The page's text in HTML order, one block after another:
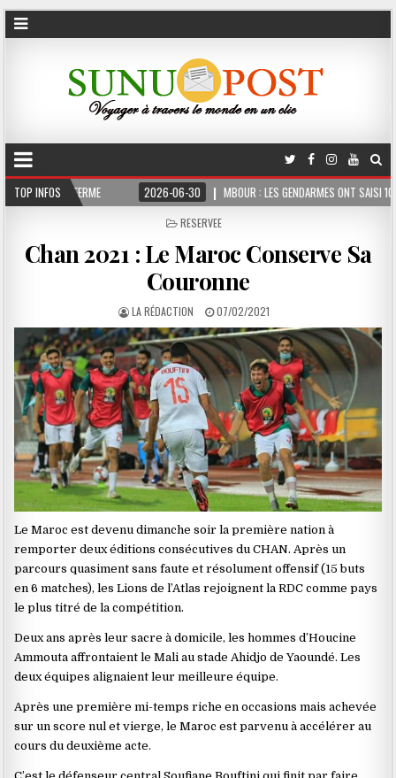
TOP INFOS
FERME 2026-06-30 MBOUR : LES GENDARMES ONT SAISI 10 KG DE
POSTED
RESERVEE
Chan 2021 : Le Maroc Conserve Sa
Couronne
LA RÉDACTION 07/02/2021
Le Maroc est devenu dimanche soir la première nation à
remporter deux éditions consécutives du CHAN. Après un
parcours quasiment sans faute et résolument offensif (15 buts
en 6 matches), les Lions de l’Atlas rejoignent la RDC comme pays
le plus titré de la compétition.
Deux ans après leur sacre à domicile, les hommes d’Houcine
Ammouta affrontaient le Mali au stade Ahidjo de Yaoundé. Les
deux équipes alignaient leur meilleure équipe.
Après une première mi-temps riche en occasions mais achevée
sur un score nul et vierge, le Maroc est parvenu à accélérer au
cours du deuxième acte.